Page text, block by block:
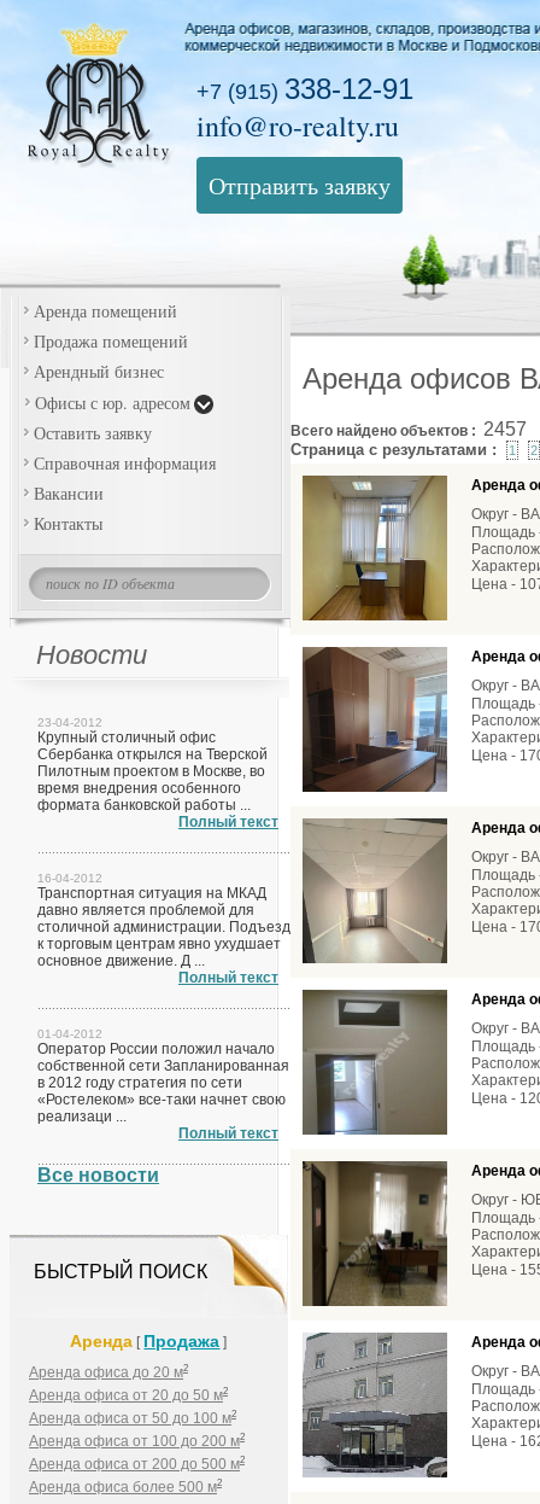
+7 (915) 338-12-91
info@ro-realty.ru
Отправить заявку
Аренда помещений
Продажа помещений
Арендный бизнес
Офисы с юр. адресом
Оставить заявку
Справочная информация
Вакансии
Контакты
Новости
23-04-2012
Крупный столичный офис
Сбербанка открылся на Тверской
Пилотным проектом в Москве, во
время внедрения особенного
формата банковской работы ...
Полный текст
16-04-2012
Транспортная ситуация на МКАД
давно является проблемой для
столичной администрации. Подъезд
к торговым центрам явно ухудшает
основное движение. Д ...
Полный текст
01-04-2012
Оператор России положил начало
собственной сети Запланированная
в 2012 году стратегия по сети
«Ростелеком» все-таки начнет свою
реализаци ...
Полный текст
Все новости
БЫСТРЫЙ ПОИСК
Аренда [ Продажа ]
Аренда офиса до 20 м2
Аренда офиса от 20 до 50 м2
Аренда офиса от 50 до 100 м2
Аренда офиса от 100 до 200 м2
Аренда офиса от 200 до 500 м2
Аренда офиса более 500 м2
Аренда офисов
Всего найдено объектов : 2457
Страница с результатами : 1 2
Аренда
Округ -
Площадь
Цена -
Аренда
Округ -
Площадь
Цена -
Аренда
Округ -
Площадь
Цена -
Аренда
Округ -
Площадь
Цена -
Аренда
Округ -
Площадь
Цена -
Аренда
Округ -
Площадь
Цена -